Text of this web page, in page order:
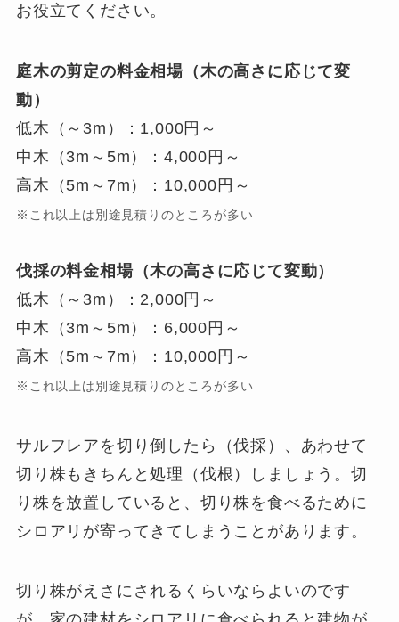
お役立てください。
庭木の剪定の料金相場（木の高さに応じて変
動）
低木（～3m）：1,000円～
中木（3m～5m）：4,000円～
高木（5m～7m）：10,000円～
※これ以上は別途見積りのところが多い
伐採の料金相場（木の高さに応じて変動）
低木（～3m）：2,000円～
中木（3m～5m）：6,000円～
高木（5m～7m）：10,000円～
※これ以上は別途見積りのところが多い
サルフレアを切り倒したら（伐採）、あわせて
切り株もきちんと処理（伐根）しましょう。切
り株を放置していると、切り株を食べるために
シロアリが寄ってきてしまうことがあります。
切り株がえさにされるくらいならよいのです